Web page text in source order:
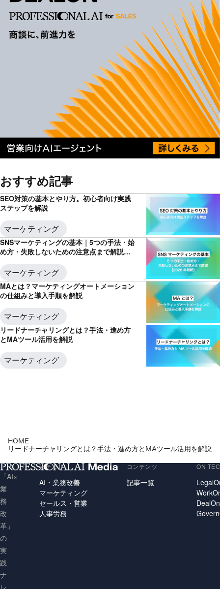
おすすめ記事
SEO対策の基本とやり方。初心者向け実践
ステップを解説
マーケティング
SNSマーケティングの基本｜5つの手法・始
め方・失敗しないための注意点まで解説
マーケティング
MAとは？マーケティングオートメーション
の仕組みと導入手順を解説
マーケティング
リードナーチャリングとは？手法・進め方
とMAツール活用を解説
マーケティング
HOME
リードナーチャリングとは？手法・進め方とMAツール活用を解説
「AI×
業
務
改
革」
の
実
践
ナ
カテゴリ
AI・業務改善
マーケティング
セールス・営業
人事労務
コンテンツ
記事一覧
ON
DealOn